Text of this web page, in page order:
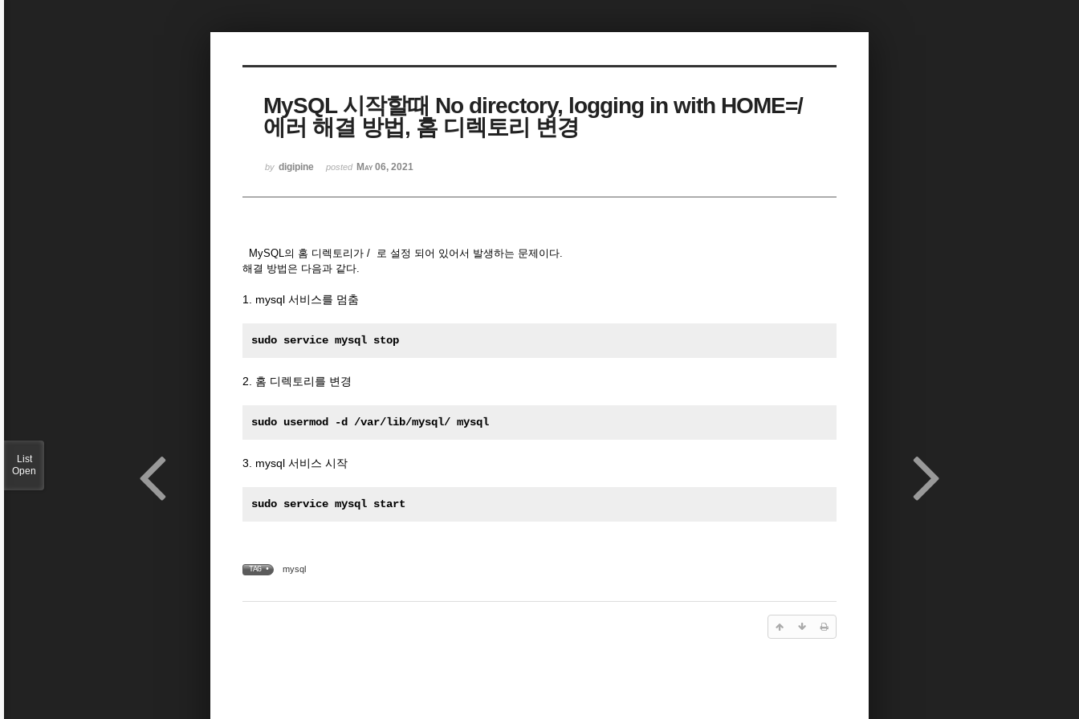
MySQL 시작할때 No directory, logging in with HOME=/
에러 해결 방법, 홈 디렉토리 변경
by digipine posted May 06, 2021
MySQL의 홈 디렉토리가 / 로 설정 되어 있어서 발생하는 문제이다.
해결 방법은 다음과 같다.
1. mysql 서비스를 멈춤
sudo service mysql stop
2. 홈 디렉토리를 변경
sudo usermod -d /var/lib/mysql/ mysql
3. mysql 서비스 시작
sudo service mysql start
TAG • mysql
List
Open
Sketchbook5, 스케치북5
Sketchbook5, 스케치북5